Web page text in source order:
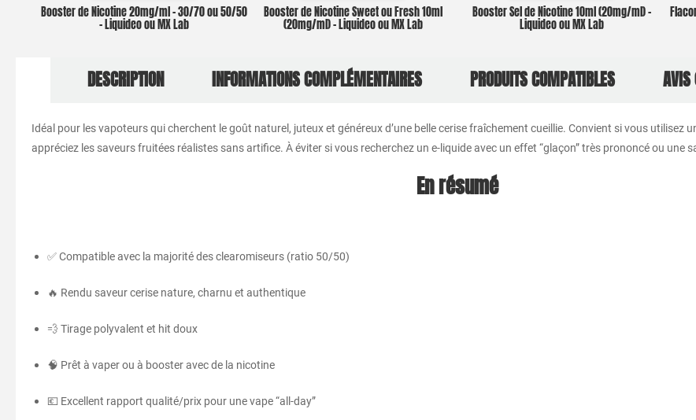
Booster de Nicotine 20mg/ml – 30/70 ou 50/50
– Liquideo ou MX Lab
Booster de Nicotine Sweet ou Fresh 10ml
(20mg/ml) – Liquideo ou MX Lab
Booster Sel de Nicotine 10ml (20mg/ml) –
Liquideo ou MX Lab
DESCRIPTION INFORMATIONS COMPLÉMENTAIRES PRODUITS COMPATIBLES
Idéal pour les vapoteurs qui cherchent le goût naturel, juteux et généreux d’une belle cerise fraîchement cueillie. Convient si vous utilisez
appréciez les saveurs fruitées réalistes sans artifice. À éviter si vous recherchez un e-liquide avec un effet “glaçon” très prononcé ou une
En résumé
✅ Compatible avec la majorité des clearomiseurs (ratio 50/50)
🔥 Rendu saveur cerise nature, charnu et authentique
💨 Tirage polyvalent et hit doux
🧠 Prêt à vaper ou à booster avec de la nicotine
💶 Excellent rapport qualité/prix pour une vape “all-day”